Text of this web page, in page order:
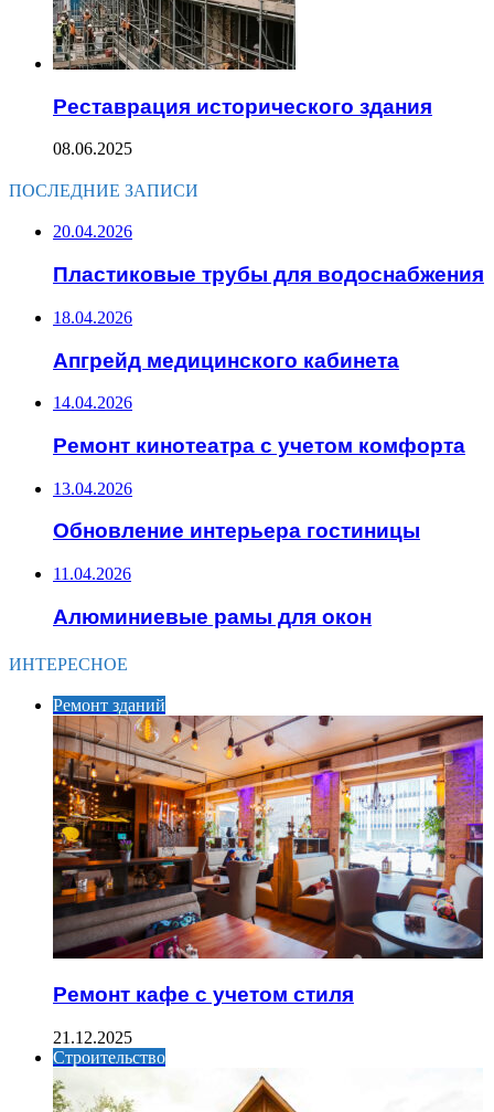
Реставрация исторического здания
08.06.2025
ПОСЛЕДНИЕ ЗАПИСИ
20.04.2026
Пластиковые трубы для водоснабжения
18.04.2026
Апгрейд медицинского кабинета
14.04.2026
Ремонт кинотеатра с учетом комфорта
13.04.2026
Обновление интерьера гостиницы
11.04.2026
Алюминиевые рамы для окон
ИНТЕРЕСНОЕ
Ремонт зданий
Ремонт кафе с учетом стиля
21.12.2025
Строительство